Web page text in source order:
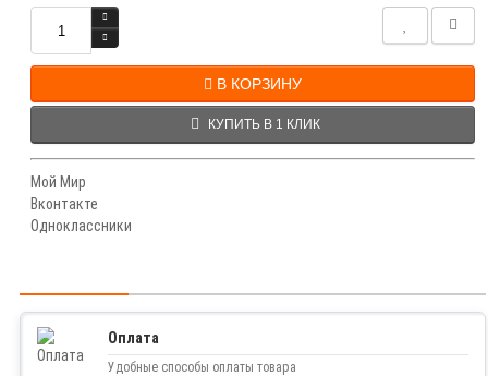
В КОРЗИНУ
КУПИТЬ В 1 КЛИК
Мой Мир
Вконтакте
Одноклассники
Оплата
Удобные способы оплаты товара